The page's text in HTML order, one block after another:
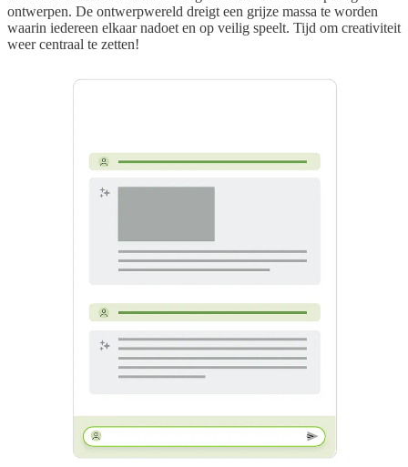
ontwerpen. De ontwerpwereld dreigt een grijze massa te worden
waarin iedereen elkaar nadoet en op veilig speelt. Tijd om creativiteit
weer centraal te zetten!